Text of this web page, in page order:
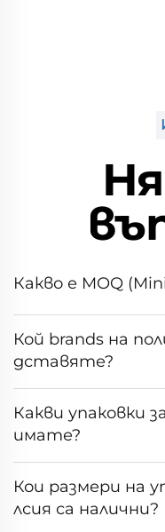
Какво е MOQ
Кой brands на
дставяте?
Какви упаковки
имате?
Кои размери на
лсия са налични?